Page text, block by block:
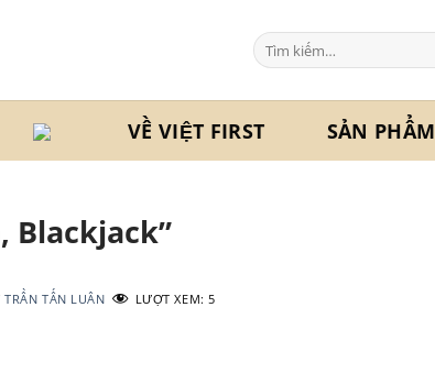
Tìm
kiếm:
VỀ VIỆT FIRST SẢN PHẨM
Blackjack”
TRẦN TẤN LUÂN LƯỢT XEM: 5